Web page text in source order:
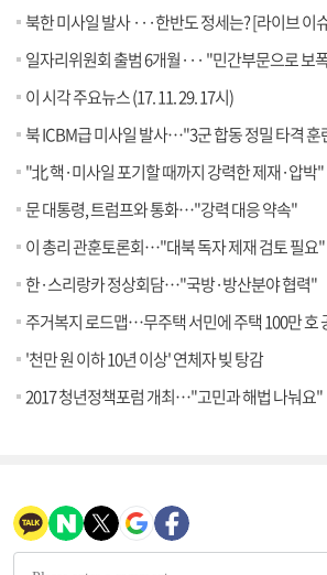
북한 미사일 발사 ···한반도 정세는? [라이브 이
일자리위원회 출범 6개월··· "민간부문으로 보폭 넓힌다" [정
이 시각 주요뉴스 (17. 11. 29. 17시)
북 ICBM급 미사일 발사…"3군 합동 정밀 타격 훈
"北 핵·미사일 포기할 때까지 강력한 제재·압박"
문 대통령, 트럼프와 통화…"강력 대응 약속"
이 총리 관훈토론회…"대북 독자 제재 검토 필요"
한·스리랑카 정상회담…"국방·방산분야 협력"
주거복지 로드맵…무주택 서민에 주택 100만 호
'천만 원 이하 10년 이상' 연체자 빚 탕감
2017 청년정책포럼 개최…"고민과 해법 나눠요"